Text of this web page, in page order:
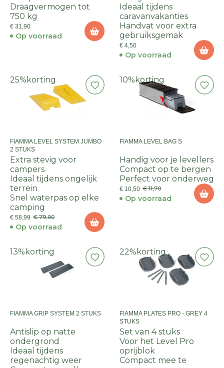
Draagvermogen tot
750 kg
€ 31,90
Op voorraad
Ideaal tijdens
caravanvakanties
Handvat voor extra
gebruiksgemak
€ 4,50
Op voorraad
25% korting
FIAMMA LEVEL SYSTEM JUMBO
2 STUKS
Extra stevig voor
campers
Ideaal tijdens ongelijk
terrein
Snel waterpas op elke
camping
€ 58,99 € 79,00
Op voorraad
10% korting
FIAMMA LEVEL BAG S
Handig voor je levellers
Compact op te bergen
Perfect voor onderweg
€ 10,50 € 11,70
Op voorraad
13% korting
FIAMMA GRIP SYSTEM 2 STUKS
Antislip op natte
ondergrond
Ideaal tijdens
regenachtig weer
22% korting
FIAMMA PLATES PRO - GREY 4
STUKS
Set van 4 stuks
Voor het Level Pro
oprijblok
Compact mee te